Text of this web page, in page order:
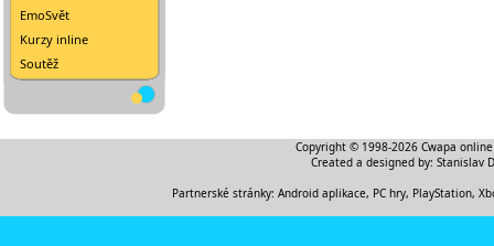
EmoSvět
Kurzy inline
Soutěž
Copyright © 1998-2026 Cwapa
Created a designed by: Stanislav
Partnerské stránky: Android aplikace, PC hry, PlayStation,